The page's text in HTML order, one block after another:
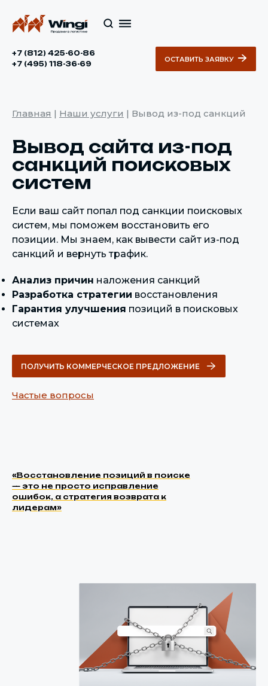
+7 (812) 425-60-86
+7 (495) 118-36-69
ОСТАВИТЬ ЗАЯВКУ
Главная | Наши услуги | Вывод из-под санкций
Вывод сайта из-под
санкций поисковых
систем
Если ваш сайт попал под санкции поисковых
систем, мы поможем восстановить его
позиции. Мы знаем, как вывести сайт из-под
санкций и вернуть трафик.
Анализ причин наложения санкций
Разработка стратегии восстановления
Гарантия улучшения позиций в поисковых
системах
ПОЛУЧИТЬ КОММЕРЧЕСКОЕ ПРЕДЛОЖЕНИЕ
Частые вопросы
«Восстановление позиций в поиске
— это не просто исправление
ошибок, а стратегия возврата к
лидерам»